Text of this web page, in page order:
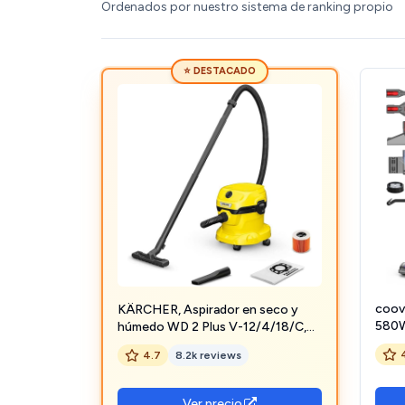
Ordenados por nuestro sistema de ranking propio
⭐ DESTACADO
KÄRCHER, Aspirador en seco y
húmedo WD 2 Plus V-12/4/18/C,
Potencia 1000 W, Incluye Filtros y
Boquilla para Suelo y Ranuras,
12 l, Manguera aspiración 1,8 m
4.7 8.2k reviews